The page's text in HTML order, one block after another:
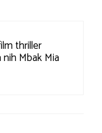
thriller
Mbak Mia